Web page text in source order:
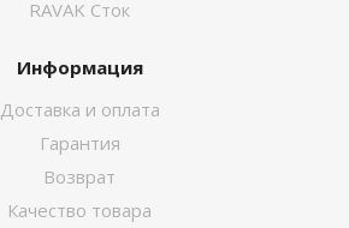
RAVAK Сток
Информация
Доставка и оплата
Гарантия
Возврат
Качество товара